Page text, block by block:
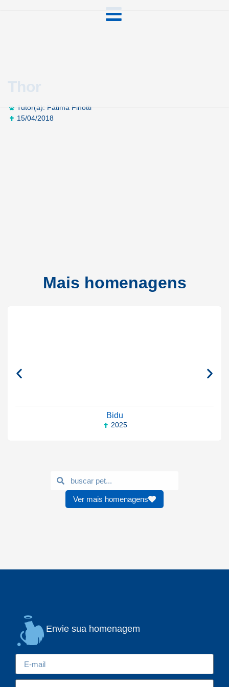
Thor
Tutor(a): Fátima Finotti
15/04/2018
Mais homenagens
Bidu
2025
Ver mais homenagens
Envie sua homenagem